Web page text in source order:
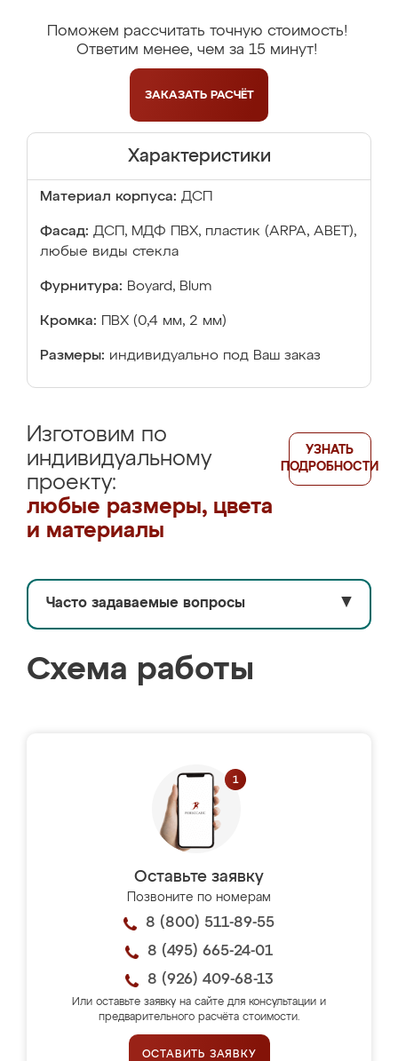
Поможем рассчитать точную стоимость!
Ответим менее, чем за 15 минут!
ЗАКАЗАТЬ РАСЧЁТ
Характеристики
Материал корпуса: ДСП
Фасад: ДСП, МДФ ПВХ, пластик (ARPA, ABET),
любые виды стекла
Фурнитура: Boyard, Blum
Кромка: ПВХ (0,4 мм, 2 мм)
Размеры: индивидуально под Ваш заказ
Изготовим по
индивидуальному
проекту:
любые размеры, цвета
и материалы
УЗНАТЬ
ПОДРОБНОСТИ
Часто задаваемые вопросы ▼
Схема работы
Оставьте заявку
Позвоните по номерам
8 (800) 511-89-55
8 (495) 665-24-01
8 (926) 409-68-13
Или оставьте заявку на сайте для консультации и
предварительного расчёта стоимости.
ОСТАВИТЬ ЗАЯВКУ